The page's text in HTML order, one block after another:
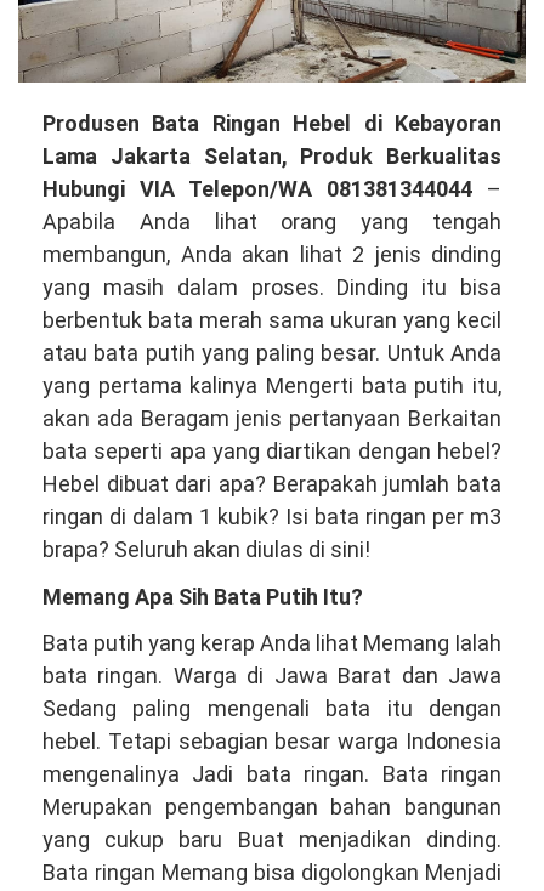
Produsen
Bata
Ringan
Hebel
di
Kebayoran
Lama
Jakarta
Selatan,
Produk
Berkualitas
Hubungi
VIA
Telepon/WA
Produsen Bata Ringan Hebel di Kebayoran
Lama Jakarta Selatan, Produk Berkualitas
Hubungi VIA Telepon/WA 081381344044 –
Apabila Anda lihat orang yang tengah
membangun, Anda akan lihat 2 jenis dinding
yang masih dalam proses. Dinding itu bisa
berbentuk bata merah sama ukuran yang kecil
atau bata putih yang paling besar. Untuk Anda
yang pertama kalinya Mengerti bata putih itu,
akan ada Beragam jenis pertanyaan Berkaitan
bata seperti apa yang diartikan dengan hebel?
Hebel dibuat dari apa? Berapakah jumlah bata
ringan di dalam 1 kubik? Isi bata ringan per m3
brapa? Seluruh akan diulas di sini!
Memang Apa Sih Bata Putih Itu?
Bata putih yang kerap Anda lihat Memang Ialah
bata ringan. Warga di Jawa Barat dan Jawa
Sedang paling mengenali bata itu dengan
hebel. Tetapi sebagian besar warga Indonesia
mengenalinya Jadi bata ringan. Bata ringan
Merupakan pengembangan bahan bangunan
yang cukup baru Buat menjadikan dinding.
Bata ringan Memang bisa digolongkan Menjadi